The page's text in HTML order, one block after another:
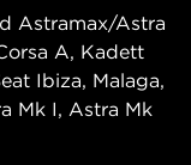
Astramax/Astra
A, Kadett
Ibiza, Malaga,
Mk I, Astra Mk